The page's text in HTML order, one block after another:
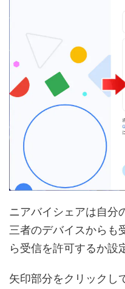
ニアバイシェアは自分
三者のデバイスからも
ら受信を許可するか設
矢印部分をクリックし